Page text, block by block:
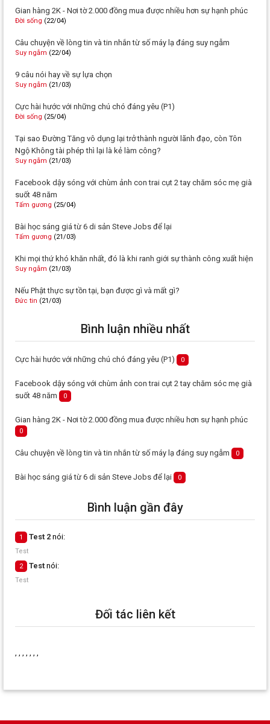
Gian hàng 2K - Nơi tờ 2.000 đồng mua được nhiều hơn sự hạnh phúc
Đời sống (22/04)
Câu chuyện về lòng tin và tin nhắn từ số máy lạ đáng suy ngẫm
Suy ngẫm (22/04)
9 câu nói hay về sự lựa chọn
Suy ngẫm (21/03)
Cực hài hước với những chú chó đáng yêu (P1)
Đời sống (25/04)
Tại sao Đường Tăng vô dụng lại trở thành người lãnh đạo, còn Tôn
Ngộ Không tài phép thì lại là kẻ làm công?
Suy ngẫm (21/03)
Facebook dậy sóng với chùm ảnh con trai cụt 2 tay chăm sóc mẹ già
suốt 48 năm
Tấm gương (25/04)
Bài học sáng giá từ 6 di sản Steve Jobs để lại
Tấm gương (21/03)
Khi mọi thứ khó khăn nhất, đó là khi ranh giới sự thành công xuất hiện
Suy ngẫm (21/03)
Nếu Phật thực sự tồn tại, bạn được gì và mất gì?
Đức tin (21/03)
Bình luận nhiều nhất
Cực hài hước với những chú chó đáng yêu (P1) 0
Facebook dậy sóng với chùm ảnh con trai cụt 2 tay chăm sóc mẹ già
suốt 48 năm
0
Gian hàng 2K - Nơi tờ 2.000 đồng mua được nhiều hơn sự hạnh phúc
0
Câu chuyện về lòng tin và tin nhắn từ số máy lạ đáng suy ngẫm 0
Bài học sáng giá từ 6 di sản Steve Jobs để lại 0
Bình luận gần đây
1 Test 2nói:
Test
2
Testnói:
Test
Đối tác liên kết
, , , , , , ,